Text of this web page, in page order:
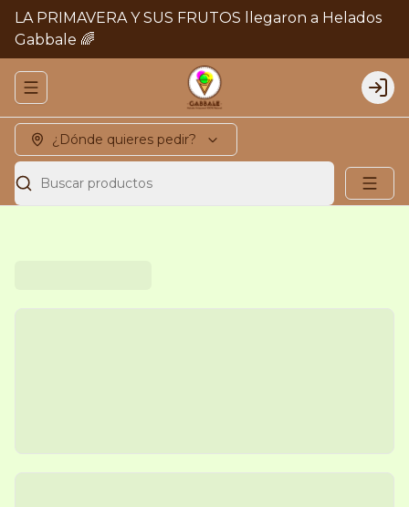
LA PRIMAVERA Y SUS FRUTOS llegaron a Helados
Gabbale 🌈
Abrir menu de navegación
¿Dónde quieres pedir?
Buscar productos